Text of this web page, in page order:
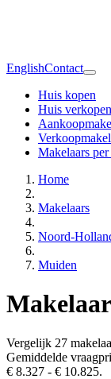
EnglishContact
Huis kopen
Huis verkopen
Makelaars per
Home
Makelaars
Noord-
Muiden
Vergelijk 27
Gemiddelde
€ 8.327 - € 10.825.